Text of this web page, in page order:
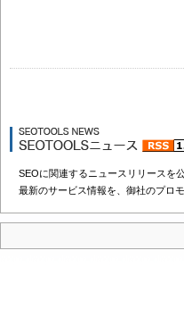
SEOに関連するニュースリリースを
最新のサービス情報を、御社のプロ